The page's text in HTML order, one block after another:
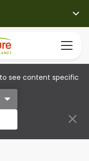
see content specific